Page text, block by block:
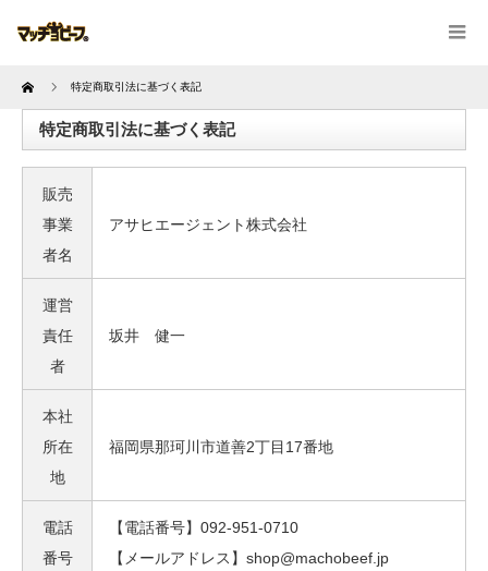
Home 特定商取引法に基づく表記
特定商取引法に基づく表記
販売
事業
者名
アサヒエージェント株式会社
運営
責任
者
坂井 健一
本社
所在
地
福岡県那珂川市道善2丁目17番地
電話
番号
【電話番号】092-951-0710
【メールアドレス】shop@machobeef.jp